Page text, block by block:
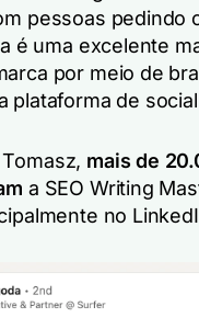
pessoas pedindo
é uma excelente
por meio de
plataforma de
mais de
a SEO Writing
no